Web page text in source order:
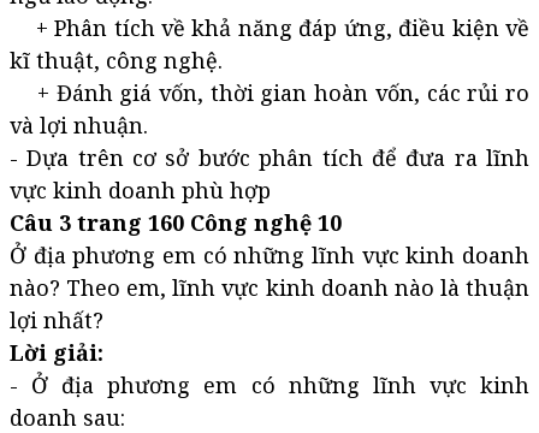
+ Phân tích về khả năng đáp ứng, điều kiện về
kĩ thuật, công nghệ.
+ Đánh giá vốn, thời gian hoàn vốn, các rủi ro
và lợi nhuận.
- Dựa trên cơ sở bước phân tích để đưa ra lĩnh
vực kinh doanh phù hợp
Câu 3 trang 160 Công nghệ 10
Ở địa phương em có những lĩnh vực kinh doanh
nào? Theo em, lĩnh vực kinh doanh nào là thuận
lợi nhất?
Lời giải:
- Ở địa phương em có những lĩnh vực kinh
doanh sau: